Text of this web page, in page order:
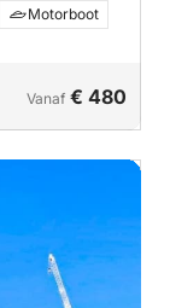
Motorboot
Vanaf € 480